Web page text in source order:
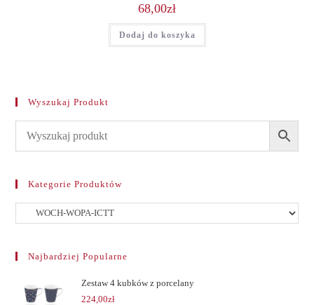
68,00zł
Dodaj do koszyka
Wyszukaj Produkt
Kategorie Produktów
Najbardziej Popularne
Zestaw 4 kubków z porcelany
224,00zł